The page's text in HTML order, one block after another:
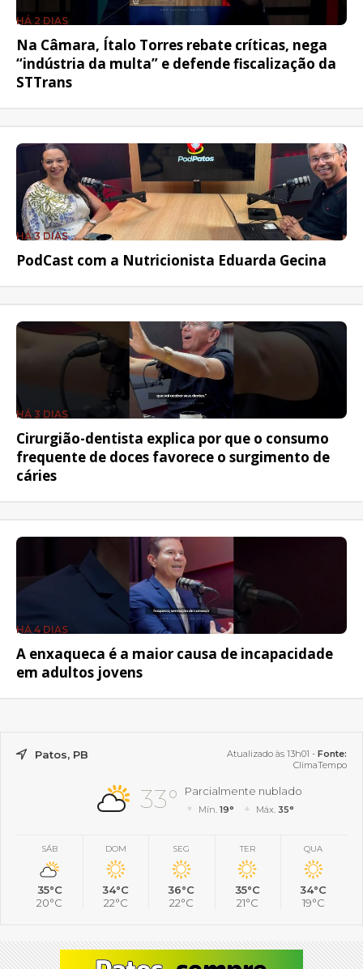
HÁ 2 DIAS
Na Câmara, Ítalo Torres rebate críticas, nega
“indústria da multa” e defende fiscalização da
STTrans
HÁ 3 DIAS
PodCast com a Nutricionista Eduarda Gecina
HÁ 3 DIAS
Cirurgião-dentista explica por que o consumo
frequente de doces favorece o surgimento de
cáries
HÁ 4 DIAS
A enxaqueca é a maior causa de incapacidade
em adultos jovens
Patos, PB Atualizado às 13h01 - Fonte:
ClimaTempo
33° Parcialmente nublado
Mín.19° Máx. 35°
SÁB
35°C
20°C
DOM
34°C
22°C
SEG
36°C
22°C
TER
35°C
21°C
QUA
34°C
19°C